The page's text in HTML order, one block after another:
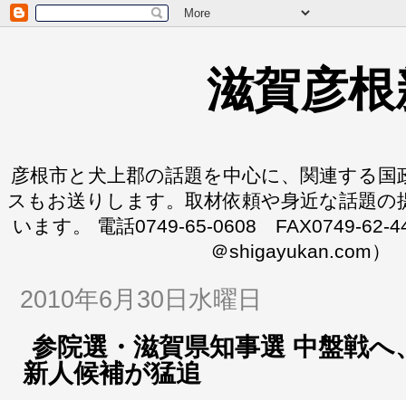
滋賀彦根
彦根市と犬上郡の話題を中心に、関連する国
スもお送りします。取材依頼や身近な話題
います。 電話0749-65-0608 FAX0749-62-
＠shigayukan.com）
2010年6月30日水曜日
参院選・滋賀県知事選 中盤戦へ
新人候補が猛追